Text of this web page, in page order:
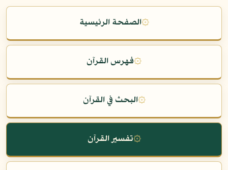
۞الصفحة الرئيسية
۞فهرس القرآن
۞البحث في القرآن
۞تفسير القرآن